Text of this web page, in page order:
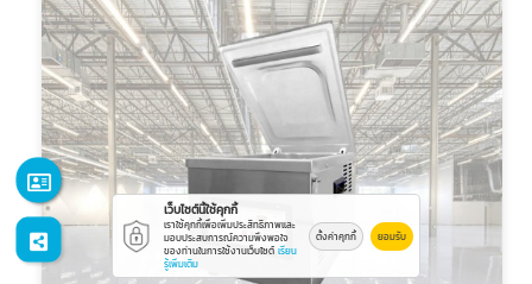
เว็บไซต์นี้ใช้คุกกี้
เราใช้คุกกี้เพื่อเพิ่มประสิทธิภาพและ
มอบประสบการณ์ความพึงพอใจ
ของท่านในการใช้งานเว็บไซต์ เรียน
รู้เพิ่มเติม
ตั้งค่าคุกกี้ ยอมรับ